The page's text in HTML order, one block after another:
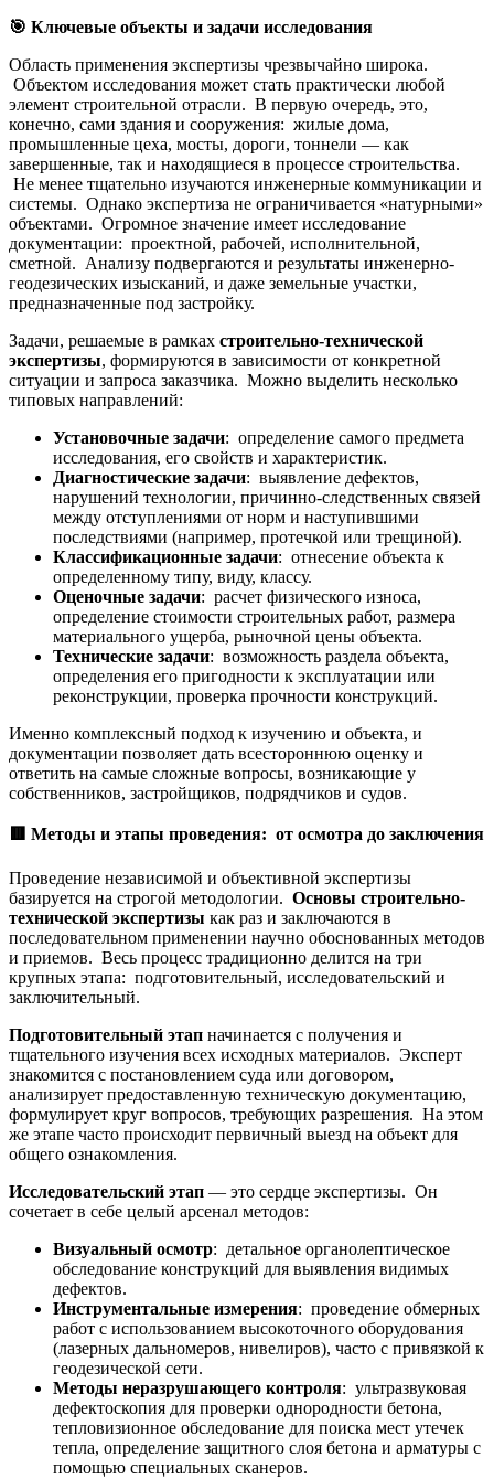
🎯 Ключевые объекты и задачи исследования
Область применения экспертизы чрезвычайно широка.
Объектом исследования может стать практически любой
элемент строительной отрасли. В первую очередь, это,
конечно, сами здания и сооружения: жилые дома,
промышленные цеха, мосты, дороги, тоннели — как
завершенные, так и находящиеся в процессе строительства.
Не менее тщательно изучаются инженерные коммуникации и
системы. Однако экспертиза не ограничивается «натурными»
объектами. Огромное значение имеет исследование
документации: проектной, рабочей, исполнительной,
сметной. Анализу подвергаются и результаты инженерно-
геодезических изысканий, и даже земельные участки,
предназначенные под застройку.
Задачи, решаемые в рамках строительно-технической
экспертизы, формируются в зависимости от конкретной
ситуации и запроса заказчика. Можно выделить несколько
типовых направлений:
Установочные задачи: определение самого предмета
исследования, его свойств и характеристик.
Диагностические задачи: выявление дефектов,
нарушений технологии, причинно-следственных связей
между отступлениями от норм и наступившими
последствиями (например, протечкой или трещиной).
Классификационные задачи: отнесение объекта к
определенному типу, виду, классу.
Оценочные задачи: расчет физического износа,
определение стоимости строительных работ, размера
материального ущерба, рыночной цены объекта.
Технические задачи: возможность раздела объекта,
определения его пригодности к эксплуатации или
реконструкции, проверка прочности конструкций.
Именно комплексный подход к изучению и объекта, и
документации позволяет дать всестороннюю оценку и
ответить на самые сложные вопросы, возникающие у
собственников, застройщиков, подрядчиков и судов.
Методы и этапы проведения: от осмотра до заключения
Проведение независимой и объективной экспертизы
базируется на строгой методологии. Основы строительно-
технической экспертизы как раз и заключаются в
последовательном применении научно обоснованных методов
и приемов. Весь процесс традиционно делится на три
крупных этапа: подготовительный, исследовательский и
заключительный.
Подготовительный этап начинается с получения и
тщательного изучения всех исходных материалов. Эксперт
знакомится с постановлением суда или договором,
анализирует предоставленную техническую документацию,
формулирует круг вопросов, требующих разрешения. На этом
же этапе часто происходит первичный выезд на объект для
общего ознакомления.
Исследовательский этап — это сердце экспертизы. Он
сочетает в себе целый арсенал методов:
Визуальный осмотр: детальное органолептическое
обследование конструкций для выявления видимых
дефектов.
Инструментальные измерения: проведение обмерных
работ с использованием высокоточного оборудования
(лазерных дальномеров, нивелиров), часто с привязкой к
геодезической сети.
Методы неразрушающего контроля: ультразвуковая
дефектоскопия для проверки однородности бетона,
тепловизионное обследование для поиска мест утечек
тепла, определение защитного слоя бетона и арматуры с
помощью специальных сканеров.